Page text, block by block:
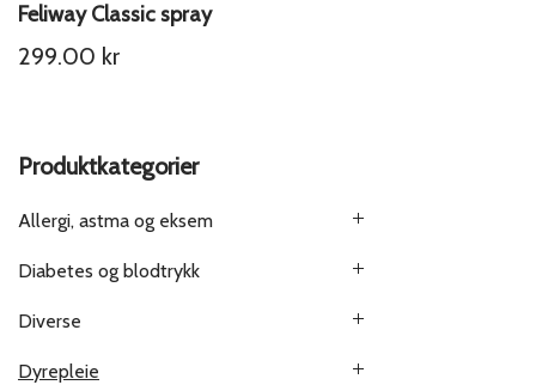
Feliway Classic spray
299.00 kr
Produktkategorier
Allergi, astma og eksem
Diabetes og blodtrykk
Diverse
Dyrepleie